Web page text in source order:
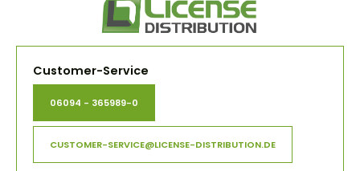
Customer-Service
06094 - 365989-0
CUSTOMER-SERVICE@LICENSE-DISTRIBUTION.DE